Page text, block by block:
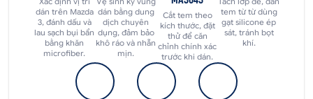
dán trên Mazda
3, đánh dấu và
lau sạch bụi bẩn
bằng khăn
microfiber.
dán bằng dung
dịch chuyên
dụng, đảm bảo
khô ráo và nhẵn
mịn.
Cắt tem theo
kích thước, đặt
thử để căn
chỉnh chính xác
trước khi dán.
tem từ từ dùng
gạt silicone ép
sát, tránh bọt
khí.